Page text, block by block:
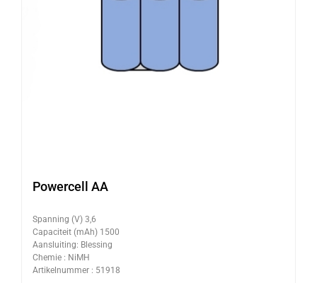
Powercell AA
Spanning (V) 3,6
Capaciteit (mAh) 1500
Aansluiting: Blessing
Chemie : NiMH
Artikelnummer : 51918